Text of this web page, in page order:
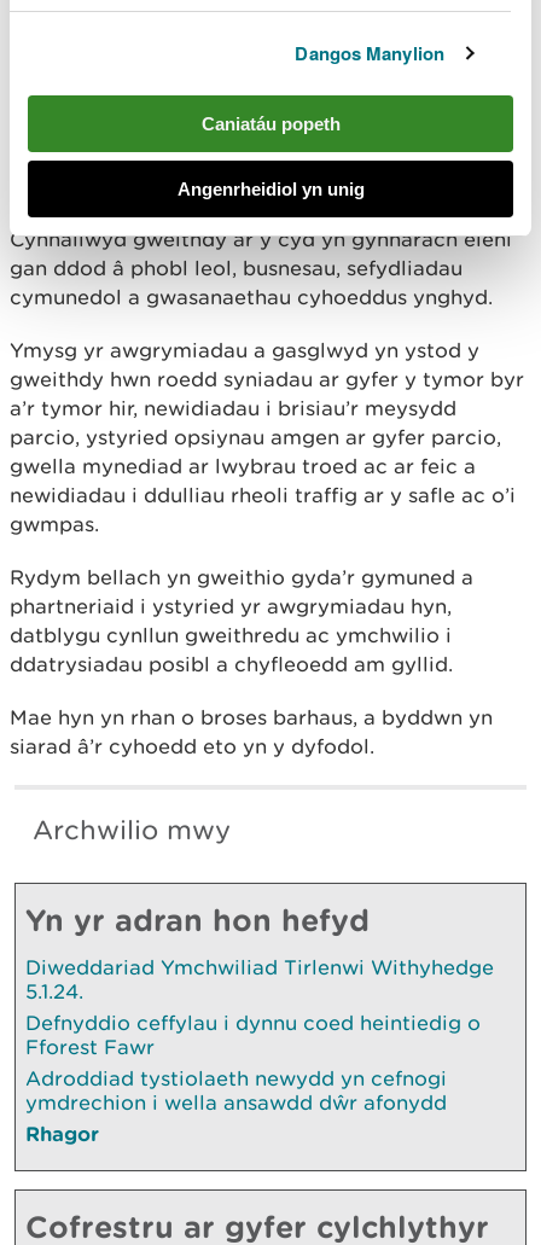
Dangos Manylion
Caniatáu popeth
Angenrheidiol yn unig
ystod yr haf i ateb unrhyw gwestiynau, rhoi cyngor
ac arweiniad a sicrhau bod ymwelwyr yn cael y
Mae CNC yn gweithio gyda Chyngor Sir Ynys Môn
a’r gymuned leol i edrych ar faterion rheoli traffig a
mynediad tymor hir yn Niwbwrch a’r cyffiniau.
Cynhaliwyd gweithdy ar y cyd yn gynharach eleni
gan ddod â phobl leol, busnesau, sefydliadau
cymunedol a gwasanaethau cyhoeddus ynghyd.
Ymysg yr awgrymiadau a gasglwyd yn ystod y
gweithdy hwn roedd syniadau ar gyfer y tymor byr
a’r tymor hir, newidiadau i brisiau’r meysydd
parcio, ystyried opsiynau amgen ar gyfer parcio,
gwella mynediad ar lwybrau troed ac ar feic a
newidiadau i ddulliau rheoli traffig ar y safle ac o’i
gwmpas.
Rydym bellach yn gweithio gyda’r gymuned a
phartneriaid i ystyried yr awgrymiadau hyn,
datblygu cynllun gweithredu ac ymchwilio i
ddatrysiadau posibl a chyfleoedd am gyllid.
Mae hyn yn rhan o broses barhaus, a byddwn yn
siarad â’r cyhoedd eto yn y dyfodol.
Archwilio mwy
Yn yr adran hon hefyd
Diweddariad Ymchwiliad Tirlenwi Withyhedge
5.1.24.
Defnyddio ceffylau i dynnu coed heintiedig o
Fforest Fawr
Adroddiad tystiolaeth newydd yn cefnogi
ymdrechion i wella ansawdd dŵr afonydd
Rhagor
Cofrestru ar gyfer cylchlythyr